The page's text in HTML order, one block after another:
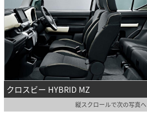
クロスビー HYBRID MZ
縦スクロールで次の写真へ